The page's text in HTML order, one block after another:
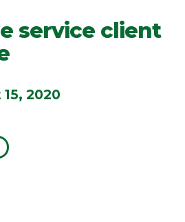
service client
2020